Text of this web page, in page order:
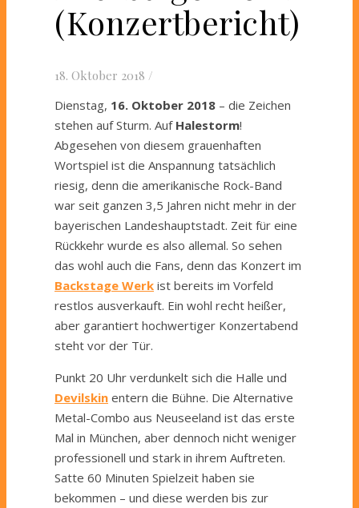
(Konzertbericht)
18. Oktober 2018 /
Dienstag, 16. Oktober 2018 – die Zeichen
stehen auf Sturm. Auf Halestorm!
Abgesehen von diesem grauenhaften
Wortspiel ist die Anspannung tatsächlich
riesig, denn die amerikanische Rock-Band
war seit ganzen 3,5 Jahren nicht mehr in der
bayerischen Landeshauptstadt. Zeit für eine
Rückkehr wurde es also allemal. So sehen
das wohl auch die Fans, denn das Konzert im
Backstage Werk ist bereits im Vorfeld
restlos ausverkauft. Ein wohl recht heißer,
aber garantiert hochwertiger Konzertabend
steht vor der Tür.
Punkt 20 Uhr verdunkelt sich die Halle und
Devilskin entern die Bühne. Die Alternative
Metal-Combo aus Neuseeland ist das erste
Mal in München, aber dennoch nicht weniger
professionell und stark in ihrem Auftreten.
Satte 60 Minuten Spielzeit haben sie
bekommen – und diese werden bis zur